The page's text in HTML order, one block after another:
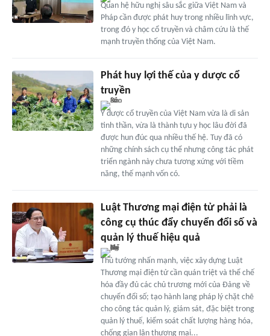
Quan hệ hữu nghị sâu sắc giữa Việt Nam và
Pháp cần được phát huy trong nhiều lĩnh vực,
trong đó y học cổ truyền và châm cứu là thế
mạnh truyền thống của Việt Nam.
Phát huy lợi thế của y dược cổ
truyền
Y dược cổ truyền của Việt Nam vừa là di sản
tinh thần, vừa là thành tựu y học lâu đời đã
được hun đúc qua nhiều thế hệ. Tuy đã có
những chính sách cụ thể nhưng công tác phát
triển ngành này chưa tương xứng với tiềm
năng, thế mạnh vốn có.
Luật Thương mại điện tử phải là
công cụ thúc đẩy chuyển đổi số và
quản lý thuế hiệu quả
Thủ tướng nhấn mạnh, việc xây dựng Luật
Thương mại điện tử cần quán triệt và thể chế
hóa đầy đủ các chủ trương mới của Đảng về
chuyển đổi số; tạo hành lang pháp lý chặt chẽ
cho công tác quản lý, giám sát, đặc biệt trong
quản lý thuế, kiểm soát chất lượng hàng hóa,
chống gian lận thương mại...